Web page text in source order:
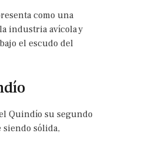
como una
industria avícola y
el escudo del
Quindío su segundo
sólida,